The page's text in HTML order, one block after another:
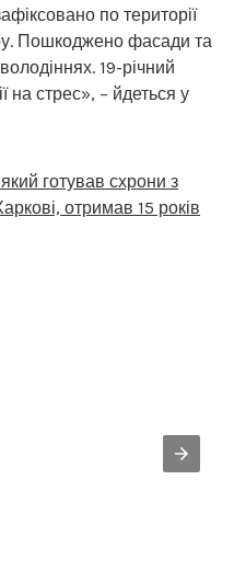
по території
Пошкоджено фасади та
19-річний
на стрес», – йдеться у
готував схрони з
отримав 15 років